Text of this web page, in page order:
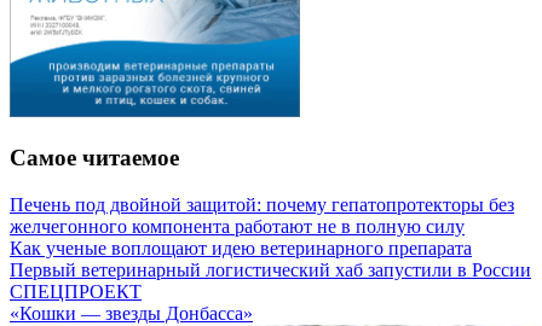
Самое читаемое
Печень под двойной защитой: почему гепатопротекторы без
желчегонного компонента работают не в полную силу
Как ученые воплощают идею ветеринарного препарата
Первый ветеринарный логистический хаб запустили в России
СПЕЦПРОЕКТ
«Кошки — звезды Донбасса»